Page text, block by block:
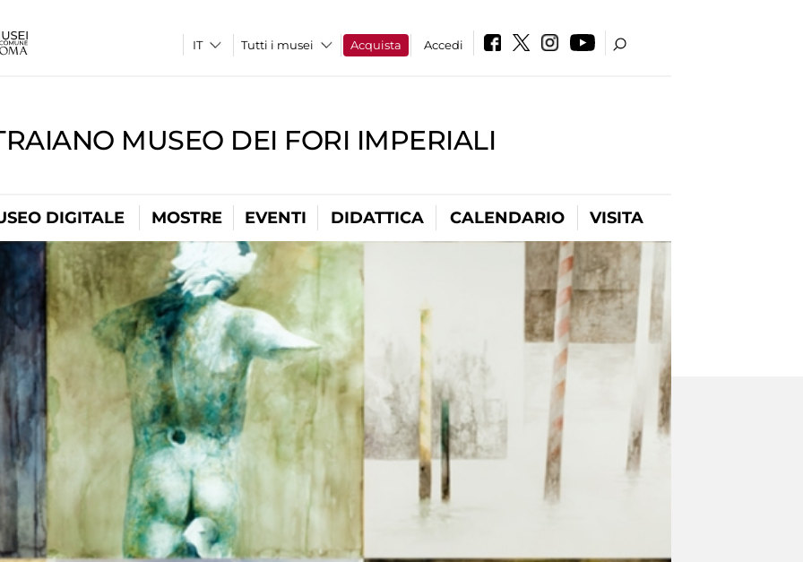
Tutti i musei Acquista Accedi
MUSEO DEI FORI IMPERIALI
DIGITALE MOSTRE EVENTI DIDATTICA CALENDARIO VISITA